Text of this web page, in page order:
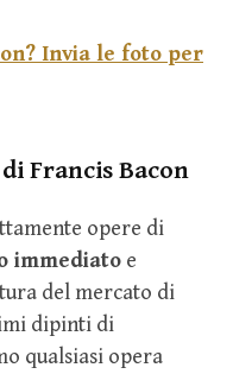
Invia le foto per
Francis Bacon
opere di
immediato e
del mercato di
dipinti di
qualsiasi opera